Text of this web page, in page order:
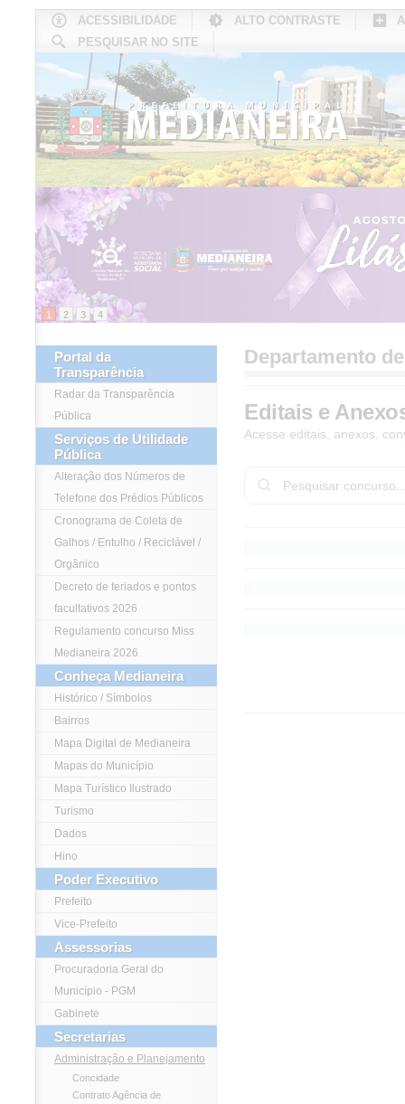
ACESSIBILIDADE ALTO CONTRASTE
PESQUISAR NO SITE
CONHEÇA MEDIANEIRA
1 2 3 4
Portal da
Transparência
Radar da Transparência
Pública
Serviços de Utilidade
Pública
Alteração dos Números de
Telefone dos Prédios Públicos
Cronograma de Coleta de
Galhos / Entulho / Reciclável /
Orgânico
Decreto de feriados e pontos
facultativos 2026
Regulamento concurso Miss
Medianeira 2026
Conheça Medianeira
Histórico / Símbolos
Bairros
Mapa Digital de Medianeira
Mapas do Município
Mapa Turístico Ilustrado
Turismo
Dados
Hino
Poder Executivo
Prefeito
Vice-Prefeito
Assessorias
Procuradoria Geral do
Município - PGM
Gabinete
Secretarias
Administração e Planejamento
Concidade
Contrato Agência de
Departamento
Editais e
Acesse editais, anexos,